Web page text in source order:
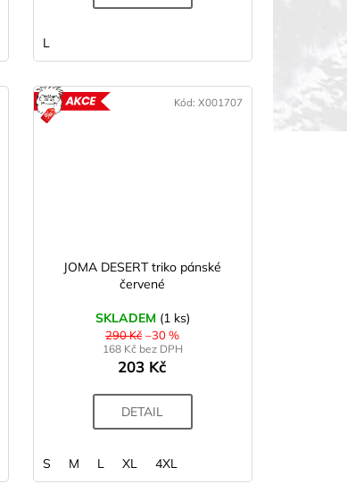
L
JOMA DESERT triko pánské
červené
SKLADEM (1 ks)
290 Kč –30 %
168 Kč bez DPH
203 Kč
DETAIL
S M L XL 4XL
Kód: X001707